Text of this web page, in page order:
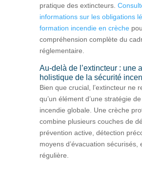
pratique des extincteurs.
informations sur les obligations
formation incendie en crèche
compréhension complète du
réglementaire.
Au-delà de l’extincteur : une
holistique de la sécurité
Bien que crucial, l’extincteur ne
qu’un élément d’une stratégie
incendie globale. Une crèche
combine plusieurs couches de
prévention active, détection
moyens d’évacuation sécurisés,
régulière.